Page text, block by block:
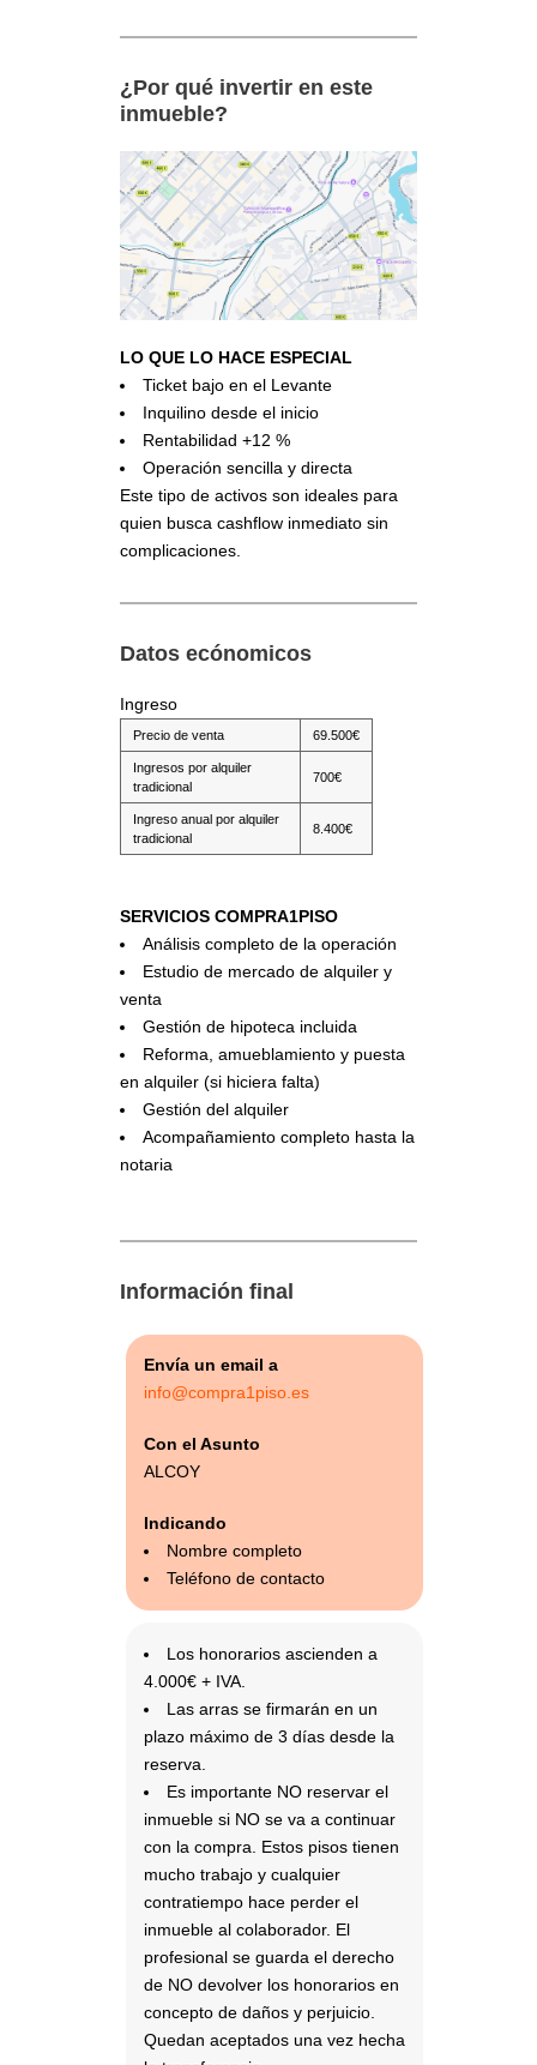
¿Por qué invertir en este
inmueble?
LO QUE LO HACE ESPECIAL
Ticket bajo en el Levante
Inquilino desde el inicio
Rentabilidad +12 %
Operación sencilla y directa
Este tipo de activos son ideales para
quien busca cashflow inmediato sin
complicaciones.
Datos ecónomicos
Ingreso
Precio de venta 69.500€
Ingresos por alquiler
tradicional
700€
Ingreso anual por alquiler
tradicional
8.400€
SERVICIOS COMPRA1PISO
Análisis completo de la operación
Estudio de mercado de alquiler y
venta
Gestión de hipoteca incluida
Reforma, amueblamiento y puesta
en alquiler (si hiciera falta)
Gestión del alquiler
Acompañamiento completo hasta la
notaria
Información final
Envía un email a
info@compra1piso.es
Con el Asunto
ALCOY
Indicando
Nombre completo
Teléfono de contacto
Los honorarios ascienden a
4.000€ + IVA.
Las arras se firmarán en un
plazo máximo de 3 días desde la
reserva.
Es importante NO reservar el
inmueble si NO se va a continuar
con la compra. Estos pisos tienen
mucho trabajo y cualquier
contratiempo hace perder el
inmueble al colaborador. El
profesional se guarda el derecho
de NO devolver los honorarios en
concepto de daños y perjuicio.
Quedan aceptados una vez hecha